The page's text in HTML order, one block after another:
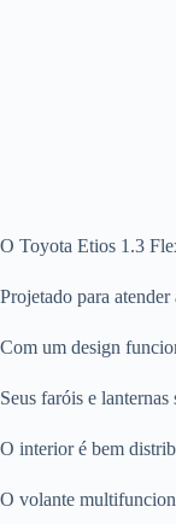
O Toyota Etios 1.3
Projetado para
Com um design
Seus faróis e
O interior é bem
O volante